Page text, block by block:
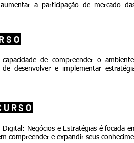
a participação de mercado
de compreender o
desenvolver e implementar
Digital: Negócios e Estratégias é focada
compreender e expandir seus